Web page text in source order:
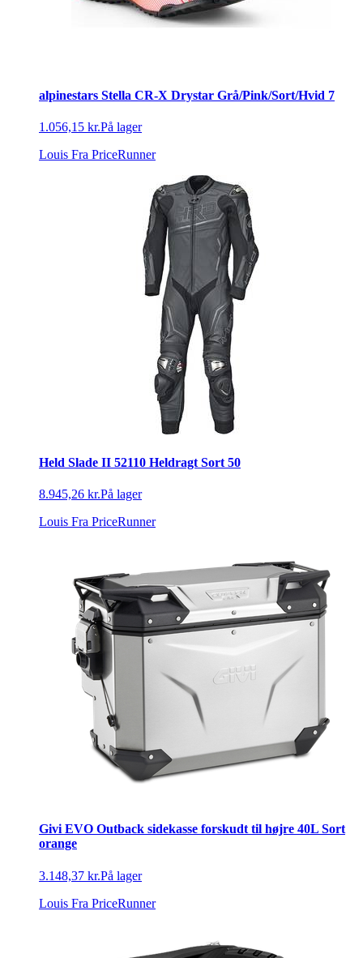
alpinestars Stella CR-X Drystar Grå/Pink/Sort/Hvid 7
1.056,15 kr.På lager
Louis Fra PriceRunner
Held Slade II 52110 Heldragt Sort 50
8.945,26 kr.På lager
Louis Fra PriceRunner
Givi EVO Outback sidekasse forskudt til højre 40L Sort
orange
3.148,37 kr.På lager
Louis Fra PriceRunner